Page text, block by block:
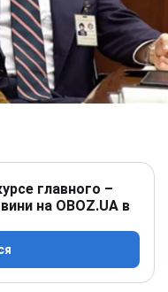
главного –
на OBOZ.UA в